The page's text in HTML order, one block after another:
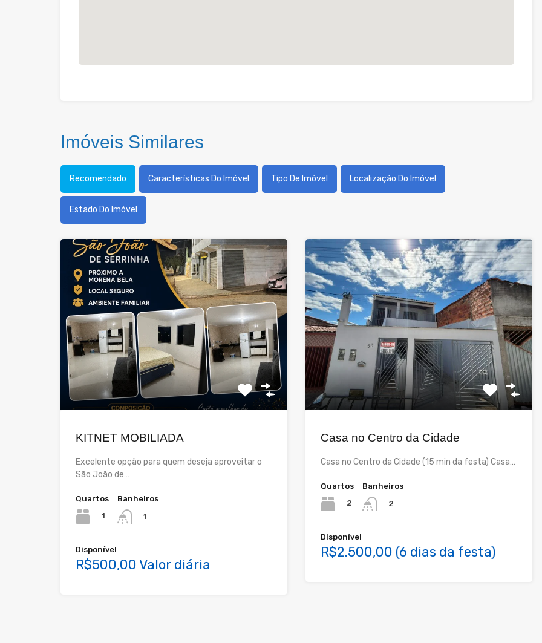
Imóveis Similares
Recomendado Características Do Imóvel Tipo De Imóvel Localização Do Imóvel
Estado Do Imóvel
KITNET MOBILIADA
Excelente opção para quem deseja aproveitar o
São João de…
Quartos
1
Banheiros
1
Disponível
R$500,00 Valor diária
Casa no Centro da Cidade
Casa no Centro da Cidade (15 min da festa) Casa…
Quartos
2
Banheiros
2
Disponível
R$2.500,00 (6 dias da festa)